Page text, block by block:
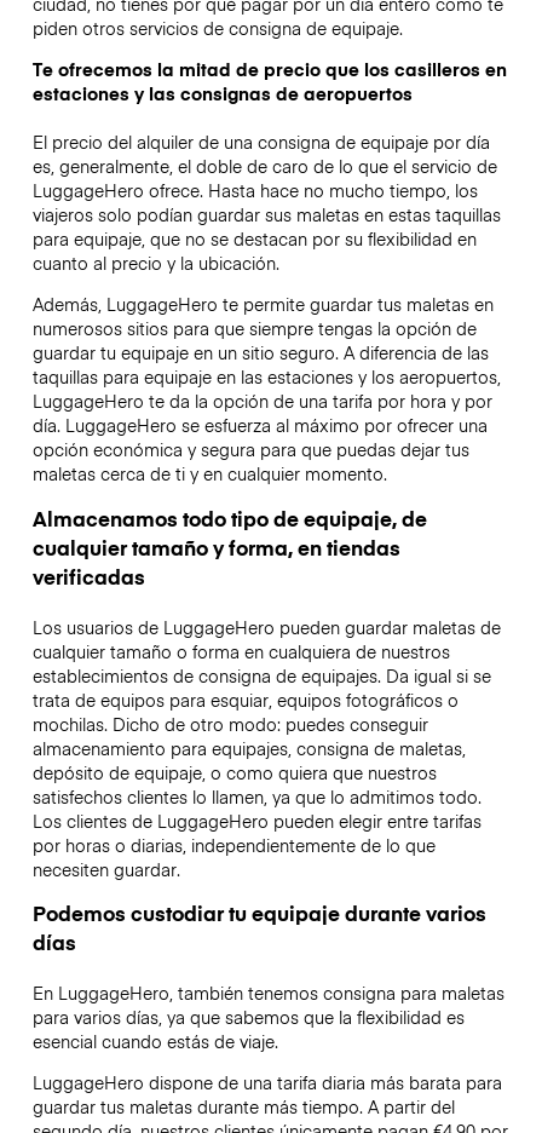
piden otros servicios de consigna de equipaje.
Te ofrecemos la mitad de precio que los casilleros en
estaciones y las consignas de aeropuertos
El precio del alquiler de una consigna de equipaje por día
es, generalmente, el doble de caro de lo que el servicio de
LuggageHero ofrece. Hasta hace no mucho tiempo, los
viajeros solo podían guardar sus maletas en estas taquillas
para equipaje, que no se destacan por su flexibilidad en
cuanto al precio y la ubicación.
Además, LuggageHero te permite guardar tus maletas en
numerosos sitios para que siempre tengas la opción de
guardar tu equipaje en un sitio seguro. A diferencia de las
taquillas para equipaje en las estaciones y los aeropuertos,
LuggageHero te da la opción de una tarifa por hora y por
día. LuggageHero se esfuerza al máximo por ofrecer una
opción económica y segura para que puedas dejar tus
maletas cerca de ti y en cualquier momento.
Almacenamos todo tipo de equipaje, de
cualquier tamaño y forma, en tiendas
verificadas
Los usuarios de LuggageHero pueden guardar maletas de
cualquier tamaño o forma en cualquiera de nuestros
establecimientos de consigna de equipajes. Da igual si se
trata de equipos para esquiar, equipos fotográficos o
mochilas. Dicho de otro modo: puedes conseguir
almacenamiento para equipajes, consigna de maletas,
depósito de equipaje, o como quiera que nuestros
satisfechos clientes lo llamen, ya que lo admitimos todo.
Los clientes de LuggageHero pueden elegir entre tarifas
por horas o diarias, independientemente de lo que
necesiten guardar.
Podemos custodiar tu equipaje durante varios
días
En LuggageHero, también tenemos consigna para maletas
para varios días, ya que sabemos que la flexibilidad es
esencial cuando estás de viaje.
LuggageHero dispone de una tarifa diaria más barata para
guardar tus maletas durante más tiempo. A partir del